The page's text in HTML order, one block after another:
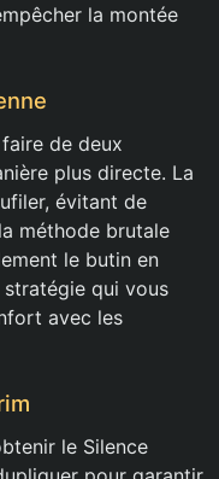
la montée
de deux
plus directe. La
évitant de
méthode brutale
le butin en
qui vous
avec les
le Silence